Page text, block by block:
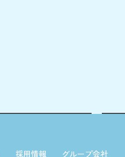
採用情報 グループ会社